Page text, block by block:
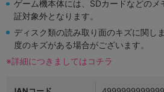
ゲーム機本体には、SDカードなどの
証対象外となります。
ディスク類の読み取り面のキズに関し
度のキズがある場合がございます。
※詳細につきましてはコチラ